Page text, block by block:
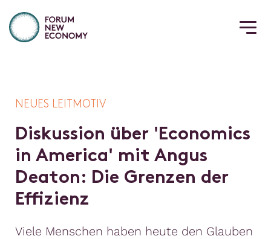
NEUES LEITMOTIV
Diskussion über 'Economics
in America' mit Angus
Deaton: Die Grenzen der
Efzienz
Viele Menschen haben heute den Glauben